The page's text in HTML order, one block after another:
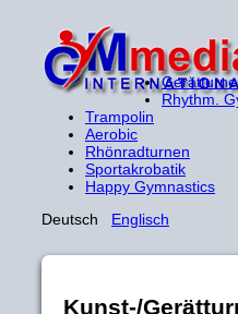
Rhythm.
Trampolin
Aerobic
Rhönradturnen
Sportakrobatik
Happy Gymnastics
Deutsch Englisch
Kunst-/